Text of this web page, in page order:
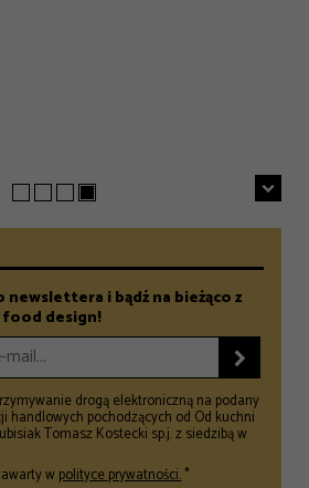
newslettera i bądź na bieżąco z
food design!

drogą elektroniczną na podany
handlowych pochodzących od Od kuchni
Tomasz Kostecki sp.j. z siedzibą w
wpolityce prywatności.*